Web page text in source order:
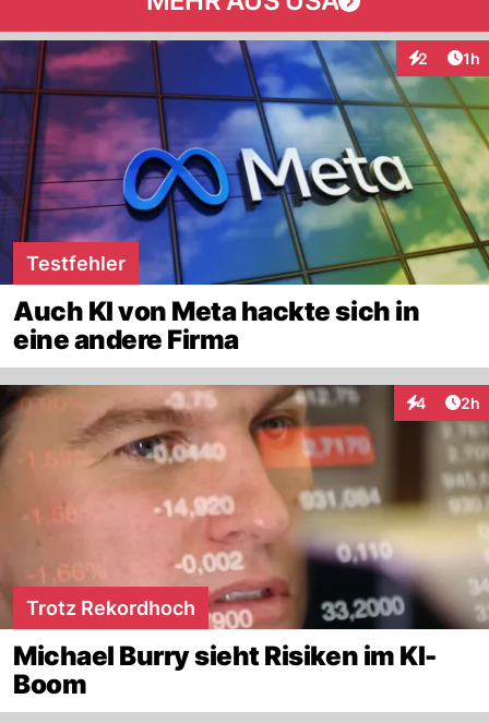
2 1h
Testfehler
Auch KI von Meta hackte sich in
eine andere Firma
4 2h
Trotz Rekordhoch
Michael Burry sieht Risiken im KI-
Boom